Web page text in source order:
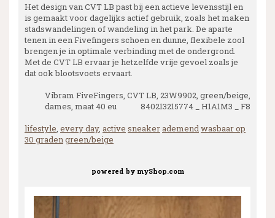
Het design van CVT LB past bij een actieve levensstijl en
is gemaakt voor dagelijks actief gebruik, zoals het maken
stadswandelingen of wandeling in het park. De aparte
tenen in een Fivefingers schoen en dunne, flexibele zool
brengen je in optimale verbinding met de ondergrond.
Met de CVT LB ervaar je hetzelfde vrije gevoel zoals je
dat ook blootsvoets ervaart.
Vibram FiveFingers, CVT LB, 23W9902, green/beige,
dames, maat 40 eu 840213215774 _ H1A1M3 _ F8
lifestyle, every day, active sneakerademendwasbaar op
30 gradengreen/beige
powered by myShop.com